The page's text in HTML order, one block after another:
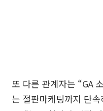
또 다른 관계자는 “GA
는 절판마케팅까지 단